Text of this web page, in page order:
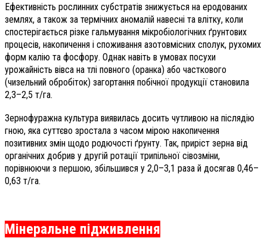
Ефективність рослинних субстратів знижується на еродованих
землях, а також за термічних аномалій навесні та влітку, коли
спостерігається різке гальмування мікробіологічних ґрунтових
процесів, накопичення і споживання азотовмісних сполук, рухомих
форм калію та фосфору. Однак навіть в умовах посухи
урожайність вівса на тлі повного (оранка) або часткового
(чизельний обробіток) загортання побічної продукції становила
2,3–2,5 т/га.
Зернофуражна культура виявилась досить чутливою на післядію
гною, яка суттєво зростала з часом мірою накопичення
позитивних змін щодо родючості ґрунту. Так, приріст зерна від
органічних добрив у другій ротації трипільної сівозміни,
порівнюючи з першою, збільшився у 2,0–3,1 раза й досягав 0,46–
0,63 т/га.
Мінеральне підживлення